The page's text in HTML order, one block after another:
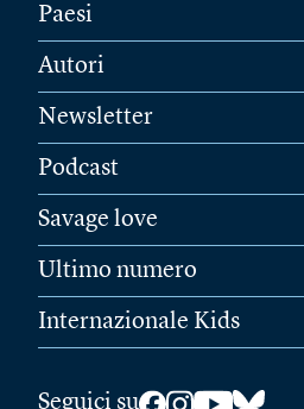
Paesi
Autori
Newsletter
Podcast
Savage love
Ultimo numero
Internazionale Kids
Seguici su